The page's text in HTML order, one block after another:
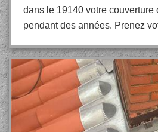
dans le 19140 votre couverture
pendant des années. Prenez